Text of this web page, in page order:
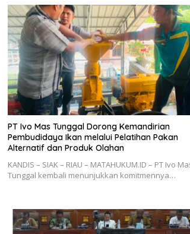
PT Ivo Mas Tunggal Dorong Kemandirian
Pembudidaya Ikan melalui Pelatihan Pakan
Alternatif dan Produk Olahan
KANDIS – SIAK – RIAU – MATAHUKUM.ID – PT Ivo
Tunggal kembali menunjukkan komitmennya…